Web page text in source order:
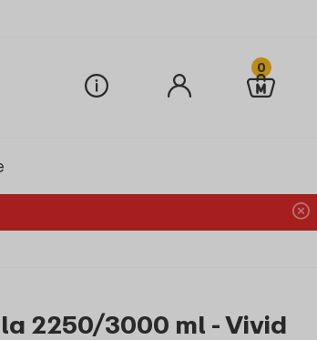
0
2250/3000 ml - Vivid